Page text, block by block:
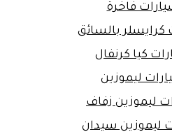
فاخرة
كرايسلر بالسائق
كيا كرنفال
ليموزين
ليموزين زفاف
ليموزين سيدان